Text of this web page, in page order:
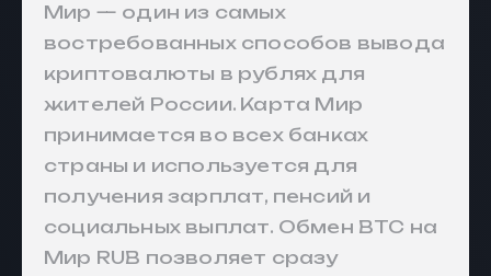
Мир — один из самых
востребованных способов вывода
криптовалюты в рублях для
жителей России. Карта Мир
принимается во всех банках
страны и используется для
получения зарплат, пенсий и
социальных выплат. Обмен BTC на
Мир RUB позволяет сразу